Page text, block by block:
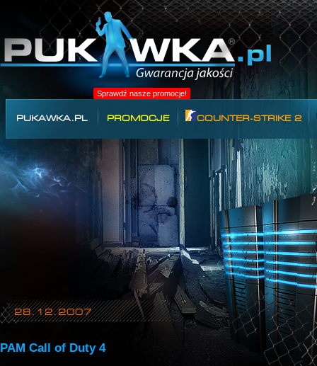
Sprawdź nasze promocje!
PUKAWKA.PL PROMOCJE COUNTER-STRIKE 2
28.12.2007
PAM Call of Duty 4